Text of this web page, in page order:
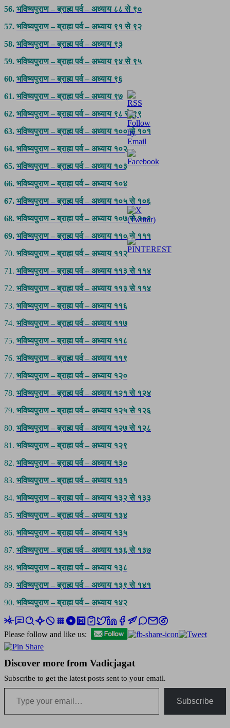
56. भविष्यपुराण – ब्राह्म पर्व – अध्याय ८८ से ९०
57. भविष्यपुराण – ब्राह्म पर्व – अध्याय ९१ से ९२
58. भविष्यपुराण – ब्राह्म पर्व – अध्याय ९३
59. भविष्यपुराण – ब्राह्म पर्व – अध्याय ९४ से ९५
60. भविष्यपुराण – ब्राह्म पर्व – अध्याय ९६
61. भविष्यपुराण – ब्राह्म पर्व – अध्याय ९७
62. भविष्यपुराण – ब्राह्म पर्व – अध्याय ९८ से ९९
63. भविष्यपुराण – ब्राह्म पर्व – अध्याय १०० से १०१
64. भविष्यपुराण – ब्राह्म पर्व – अध्याय १०२
65. भविष्यपुराण – ब्राह्म पर्व – अध्याय १०३
66. भविष्यपुराण – ब्राह्म पर्व – अध्याय १०४
67. भविष्यपुराण – ब्राह्म पर्व – अध्याय १०५ से १०६
68. भविष्यपुराण – ब्राह्म पर्व – अध्याय १०७ से १०९
69. भविष्यपुराण – ब्राह्म पर्व – अध्याय ११० से १११
70. भविष्यपुराण – ब्राह्म पर्व – अध्याय ११२
71. भविष्यपुराण – ब्राह्म पर्व – अध्याय ११३ से ११४
72. भविष्यपुराण – ब्राह्म पर्व – अध्याय ११३ से ११४
73. भविष्यपुराण – ब्राह्म पर्व – अध्याय ११६
74. भविष्यपुराण – ब्राह्म पर्व – अध्याय ११७
75. भविष्यपुराण – ब्राह्म पर्व – अध्याय ११८
76. भविष्यपुराण – ब्राह्म पर्व – अध्याय ११९
77. भविष्यपुराण – ब्राह्म पर्व – अध्याय १२०
78. भविष्यपुराण – ब्राह्म पर्व – अध्याय १२१ से १२४
79. भविष्यपुराण – ब्राह्म पर्व – अध्याय १२५ से १२६
80. भविष्यपुराण – ब्राह्म पर्व – अध्याय १२७ से १२८
81. भविष्यपुराण – ब्राह्म पर्व – अध्याय १२९
82. भविष्यपुराण – ब्राह्म पर्व – अध्याय १३०
83. भविष्यपुराण – ब्राह्म पर्व – अध्याय १३१
84. भविष्यपुराण – ब्राह्म पर्व – अध्याय १३२ से १३३
85. भविष्यपुराण – ब्राह्म पर्व – अध्याय १३४
86. भविष्यपुराण – ब्राह्म पर्व – अध्याय १३५
87. भविष्यपुराण – ब्राह्म पर्व – अध्याय १३६ से १३७
88. भविष्यपुराण – ब्राह्म पर्व – अध्याय १३८
89. भविष्यपुराण – ब्राह्म पर्व – अध्याय १३९ से १४१
90. भविष्यपुराण – ब्राह्म पर्व – अध्याय १४२
Please follow and like us:
Discover more from Vadicjagat
Subscribe to get the latest posts sent to your email.
Type your email…
Subscribe